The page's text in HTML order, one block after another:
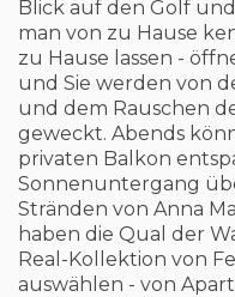
Blick auf den Golf
man von zu Hause
zu Hause lassen -
und Sie werden von
und dem Rauschen
geweckt. Abends
privaten Balkon
Sonnenuntergang
Stränden von Anna
haben die Qual der
Real-Kollektion von
auswählen - von